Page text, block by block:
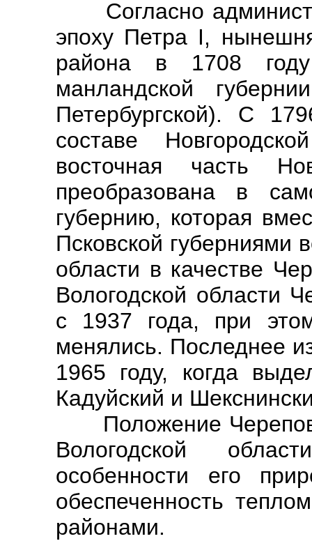
Согласно
эпоху Петра I,
района в 1708
манландской
Петербургской). С
составе
восточная часть
преобразована в
губернию, которая
Псковской губерниями
области в качестве
Вологодской области
с 1937 года, при
менялись. Последнее
1965 году, когда
Кадуйский и
Положение
Вологодской
особенности его
обеспеченность
районами.